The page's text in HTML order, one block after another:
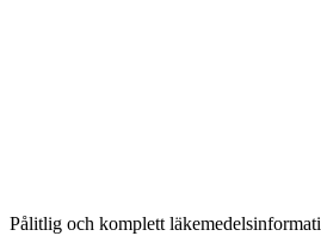
Pålitlig och komplett